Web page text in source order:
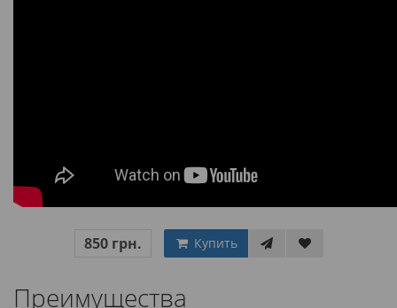
850 грн. Купить
Преимущества